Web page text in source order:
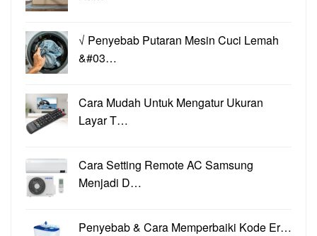
√ Penyebab Putaran Mesin Cuci Lemah
&#03…
Cara Mudah Untuk Mengatur Ukuran
Layar T…
Cara Setting Remote AC Samsung
Menjadi D…
Penyebab & Cara Memperbaiki Kode Er…